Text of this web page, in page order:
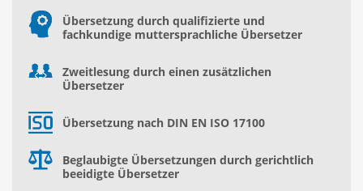
Übersetzung durch qualifizierte und
fachkundige muttersprachliche Übersetzer
Zweitlesung durch einen zusätzlichen
Übersetzer
Übersetzung nach DIN EN ISO 17100
Beglaubigte Übersetzungen durch gerichtlich
beeidigte Übersetzer